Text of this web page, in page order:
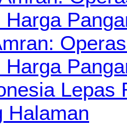
Harga